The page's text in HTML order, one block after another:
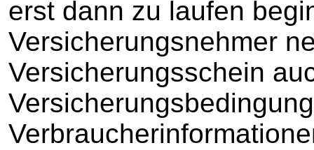
erst dann zu laufen
Versicherungsnehmer
Versicherungsschein